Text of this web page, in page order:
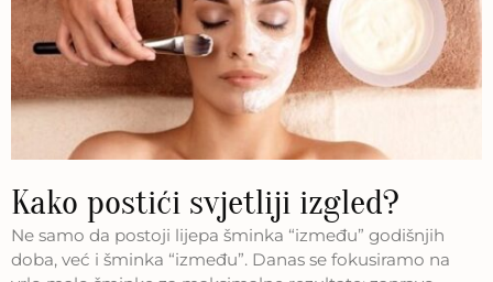
Kako postići svjetliji izgled?
Ne samo da postoji lijepa šminka “između” godišnjih
doba, već i šminka “između”. Danas se fokusiramo na